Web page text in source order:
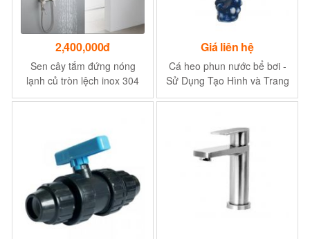
2,400,000đ
Sen cây tắm đứng nóng
lạnh củ tròn lệch inox 304
Navier
Giá liên hệ
Cá heo phun nước bể bơi -
Sử Dụng Tạo Hình và Trang
Trí Cho Bể Bơi